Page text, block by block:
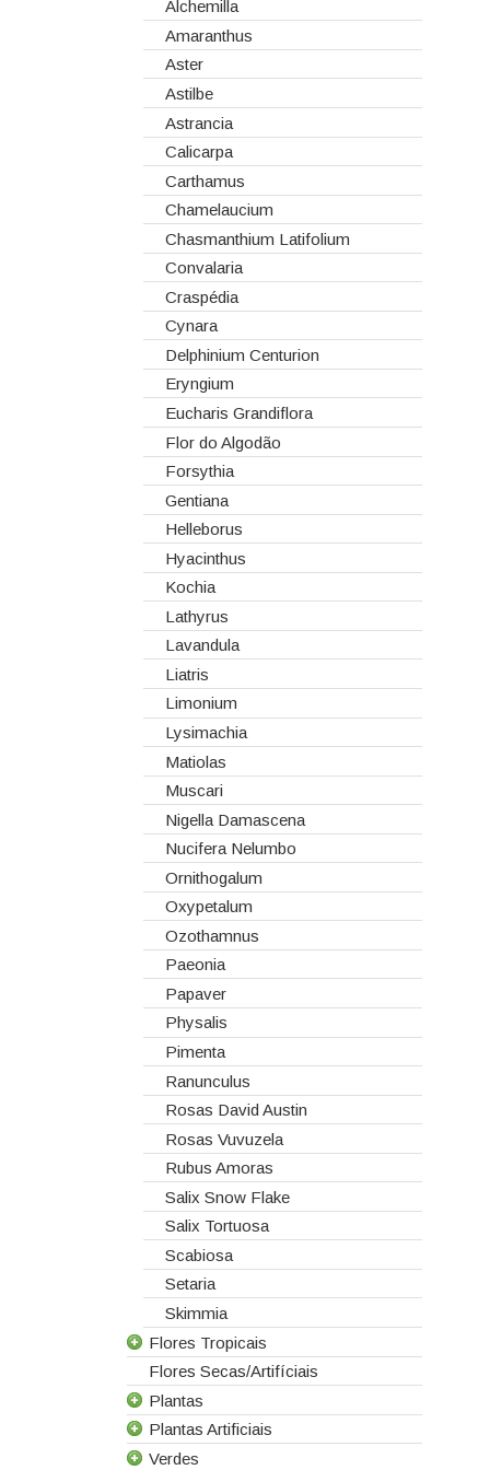
Corantes
Embalagens
Esponjas
Estruturas
Fitas
Gaiolas
Lanternas
Madeiras
Spray
Tabuleiros/Bases
Telas/Tecidos
Vidros
Dia dos Namorados
Natal
Anêmonas
Antirrinos
Antúrios
Bambú
Bouvardia
Brássicas
Celosias
Chrysanthemum
Cravos
Cymbidium
Dalias
Dendrobium
Eremurus
Fresias
Gerberas
Girassol
Gladiolus
Hydrangeas
Ilex
Lilium
Lisiantos
Moluccella
Monoflor
Phaleonopsis
Polianthes - Nardus
Rosas do Equador
Rosas da Holanda
Rosas Nacionais
Rosas Spray
Santini
Sedum
Viburnum
Vivaz
Alchemilla
Amaranthus
Aster
Astilbe
Astrancia
Calicarpa
Carthamus
Chamelaucium
Chasmanthium Latifolium
Convalaria
Craspédia
Cynara
Delphinium Centurion
Eryngium
Eucharis Grandiflora
Flor do Algodão
Forsythia
Gentiana
Helleborus
Hyacinthus
Kochia
Lathyrus
Lavandula
Liatris
Limonium
Lysimachia
Matiolas
Muscari
Nigella Damascena
Nucifera Nelumbo
Ornithogalum
Oxypetalum
Ozothamnus
Paeonia
Papaver
Physalis
Pimenta
Ranunculus
Rosas David Austin
Rosas Vuvuzela
Rubus Amoras
Salix Snow Flake
Salix Tortuosa
Scabiosa
Setaria
Skimmia
Flores Tropicais
Todas as Flores Tropicais
Alpinias
Berzelias
Brunias
Flores Secas/Artifíciais
Plantas
Todas as Plantas
Gerbera de Vaso
Plantas Artificiais
Todas as Plantas Artificiais
Verdes